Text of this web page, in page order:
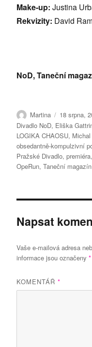
Make-up: Justina
Rekvizity: David
NoD, Taneční
Autor:
Martina 18 srpna,
Divadlo NoD, Eliška
LOGIKA CHAOSU,
obsedantně-kompulzivní
Pražské Divadlo,premiéra,
OpeRun,Taneční magazín
Napsat
Vaše e-mailová adresa
informace jsou označeny*
KOMENTÁŘ*